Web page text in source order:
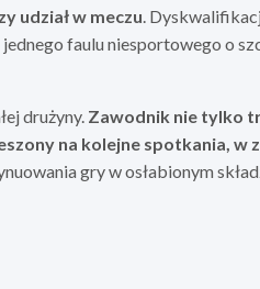
udział w meczu.
faulu niesportowego o
drużyny. Zawodnik nie tylko
na kolejne spotkania, w
gry w osłabionym